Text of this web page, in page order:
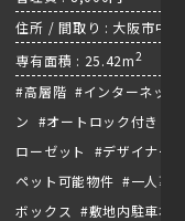
住所 / 間取り : 大阪市中
堺筋線『北浜駅』
専有面積 : 25.42m2
#高層階 #インターネッ
ン #オートロック付き #
ローゼット #デザイナー
ペット可能物件 #一人暮
ボックス #敷地内駐車場